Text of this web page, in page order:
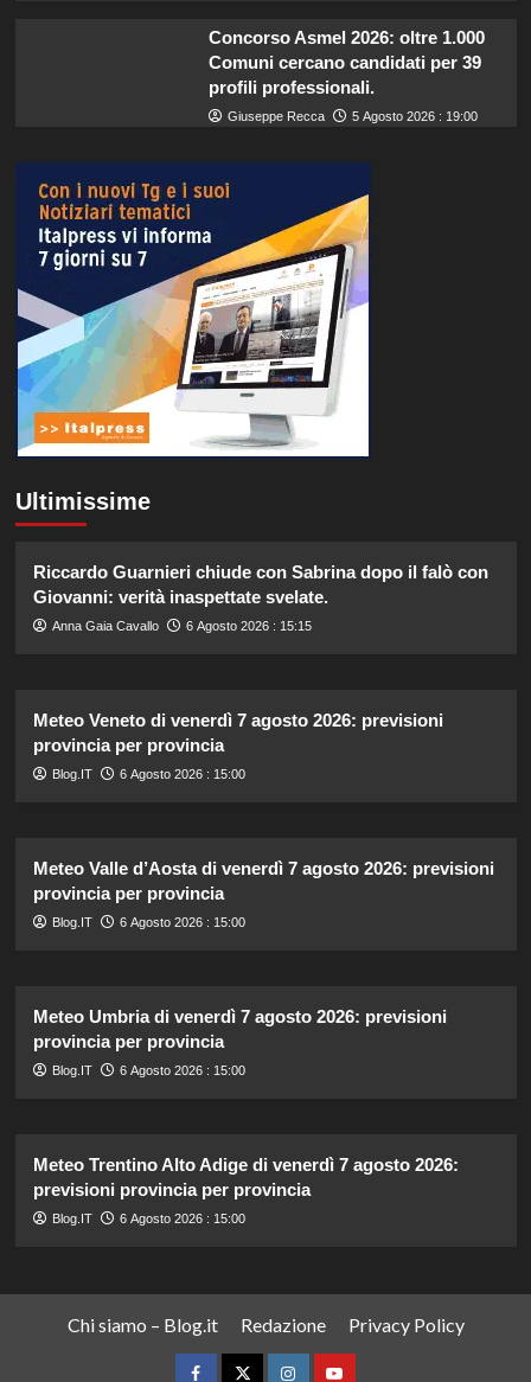
Concorso Asmel 2026: oltre 1.000
Comuni cercano candidati per 39
profili professionali.
Giuseppe Recca 5 Agosto 2026 : 19:00
Ultimissime
Riccardo Guarnieri chiude con Sabrina dopo il falò con
Giovanni: verità inaspettate svelate.
Anna Gaia Cavallo 6 Agosto 2026 : 15:15
Meteo Veneto di venerdì 7 agosto 2026: previsioni
provincia per provincia
Blog.IT 6 Agosto 2026 : 15:00
Meteo Valle d’Aosta di venerdì 7 agosto 2026: previsioni
provincia per provincia
Blog.IT 6 Agosto 2026 : 15:00
Meteo Umbria di venerdì 7 agosto 2026: previsioni
provincia per provincia
Blog.IT 6 Agosto 2026 : 15:00
Meteo Trentino Alto Adige di venerdì 7 agosto 2026:
previsioni provincia per provincia
Blog.IT 6 Agosto 2026 : 15:00
Chi siamo – Blog.it Redazione Privacy Policy